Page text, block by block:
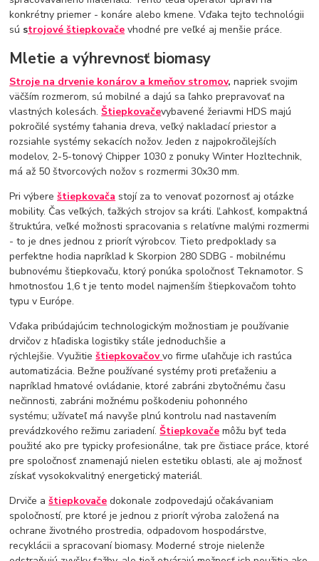
konkrétny priemer - konáre alebo kmene. Vďaka tejto technológii
sú strojové štiepkovače vhodné pre veľké aj menšie práce.
Mletie a výhrevnosť biomasy
Stroje na drvenie konárov a kmeňov stromov, napriek svojim
väčším rozmerom, sú mobilné a dajú sa ľahko prepravovať na
vlastných kolesách.Štiepkovačevybavené žeriavmi HDS majú
pokročilé systémy ťahania dreva, veľký nakladací priestor a
rozsiahle systémy sekacích nožov. Jeden z najpokročilejších
modelov, 2-5-tonový Chipper 1030 z ponuky Winter Hozltechnik,
má až 50 štvorcových nožov s rozmermi 30x30 mm.
Pri výbereštiepkovača stojí za to venovať pozornosť aj otázke
mobility. Čas veľkých, ťažkých strojov sa kráti. Ľahkosť, kompaktná
štruktúra, veľké možnosti spracovania s relatívne malými rozmermi
- to je dnes jednou z priorít výrobcov. Tieto predpoklady sa
perfektne hodia napríklad k Skorpion 280 SDBG - mobilnému
bubnovému štiepkovaču, ktorý ponúka spoločnosť Teknamotor. S
hmotnosťou 1,6 t je tento model najmenším štiepkovačom tohto
typu v Európe.
Vďaka pribúdajúcim technologickým možnostiam je používanie
drvičov z hľadiska logistiky stále jednoduchšie a
rýchlejšie. Využitieštiepkovačov vo firme uľahčuje ich rastúca
automatizácia. Bežne používané systémy proti preťaženiu a
napríklad hmatové ovládanie, ktoré zabráni zbytočnému času
nečinnosti, zabráni možnému poškodeniu pohonného
systému; užívateľ má navyše plnú kontrolu nad nastavením
prevádzkového režimu zariadení.Štiepkovače môžu byť teda
použité ako pre typicky profesionálne, tak pre čistiace práce, ktoré
pre spoločnosť znamenajú nielen estetiku oblasti, ale aj možnosť
získať vysokokvalitný energetický materiál.
Drviče aštiepkovače dokonale zodpovedajú očakávaniam
spoločností, pre ktoré je jednou z priorít výroba založená na
ochrane životného prostredia, odpadovom hospodárstve,
recyklácii a spracovaní biomasy. Moderné stroje nielenže